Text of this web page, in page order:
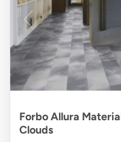
Forbo Allura
Clouds